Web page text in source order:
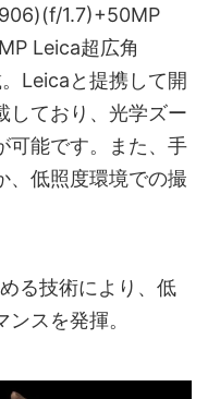
1.7)+50MP
Leica超広角
Leicaと提携して開
しており、光学ズー
可能です。また、手
、低照度環境での撮
る技術により、低
スを発揮。